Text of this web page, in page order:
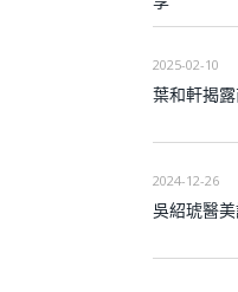
2025-02-10
葉和軒揭
2024-12-26
吳紹琥醫